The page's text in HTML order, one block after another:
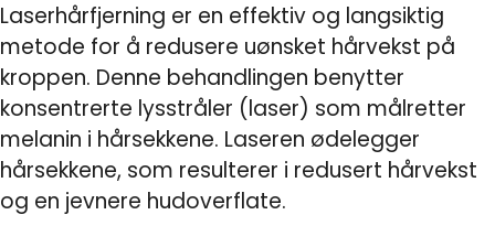
Laserhårfjerning er en effektiv og langsiktig
metode for å redusere uønsket hårvekst på
kroppen. Denne behandlingen benytter
konsentrerte lysstråler (laser) som målretter
melanin i hårsekkene. Laseren ødelegger
hårsekkene, som resulterer i redusert hårvekst
og en jevnere hudoverflate.